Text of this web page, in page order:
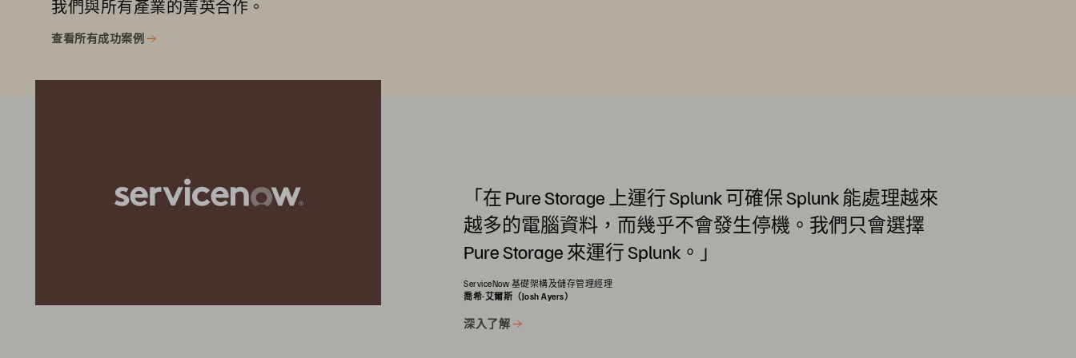
我們與所有產業的菁英合作。
查看所有成功案例
「在 Pure Storage 上運行 Splunk 可確保 Splunk 能處理越來
越多的電腦資料，而幾乎不會發生停機。我們只會選擇
Pure Storage 來運行 Splunk。」
ServiceNow 基礎架構及儲存管理經理
喬希-艾爾斯（Josh Ayers）
深入了解